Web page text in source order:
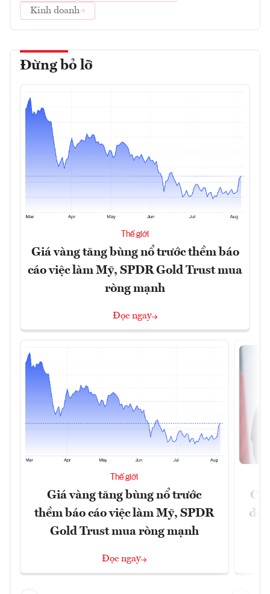
Kinh doanh
Đừng bỏ lỡ
Thế giới
Giá vàng tăng bùng nổ trước thềm báo
cáo việc làm Mỹ, SPDR Gold Trust mua
ròng mạnh
Đọc ngay
Thế giới
Giá vàng tăng bùng nổ trước
thềm báo cáo việc làm Mỹ, SPDR
Gold Trust mua ròng mạnh
Đọc ngay
đã